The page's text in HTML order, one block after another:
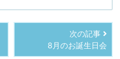
次の記事
8月のお誕生日会